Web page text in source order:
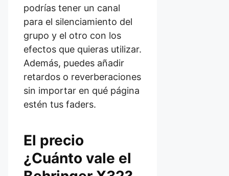
podrías tener un canal
para el silenciamiento del
grupo y el otro con los
efectos que quieras utilizar.
Además, puedes añadir
retardos o reverberaciones
sin importar en qué página
estén tus faders.
El precio
¿Cuánto vale el